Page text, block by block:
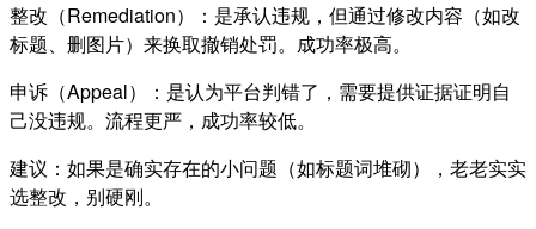
整改（Remediation）：是承认违规，但通过修改内容（如改
标题、删图片）来换取撤销处罚。成功率极高。
申诉（Appeal）：是认为平台判错了，需要提供证据证明自
己没违规。流程更严，成功率较低。
建议：如果是确实存在的小问题（如标题词堆砌），老老实实
选整改，别硬刚。